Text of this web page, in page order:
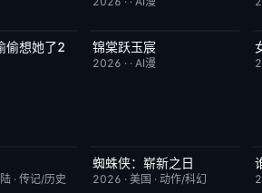
9.0
偷想她了2 完结
锦棠跃玉宸
2026 · · AI漫
· 传记/历史
TC中字
蜘蛛侠：崭新之日
2026 · 美国 · 动作/科幻